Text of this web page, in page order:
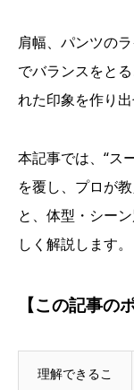
肩幅、パンツの
でバランスをと
れた印象を作り出
本記事では、“ス
を覆し、プロが
と、体型・シー
しく解説します。
【この記事の
理解できるこ